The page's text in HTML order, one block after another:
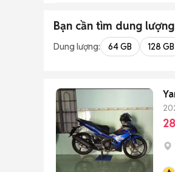
Bạn cần tìm dung lượng
Dung lượng: 64 GB 128 GB